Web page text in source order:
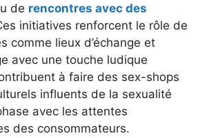
de rencontres avec des
initiatives renforcent le rôle de
comme lieux d’échange et
avec une touche ludique
à faire des sex-shops
influents de la sexualité
avec les attentes
des consommateurs.